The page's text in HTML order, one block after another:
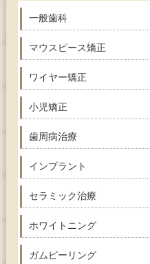
一般歯科
マウスピース矯正
ワイヤー矯正
小児矯正
歯周病治療
インプラント
セラミック治療
ホワイトニング
ガムピーリング